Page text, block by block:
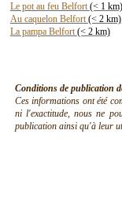
Le pot au feu Belfort(< 1 km)
Au caquelon Belfort(< 2 km)
La pampa Belfort(< 2 km)
Conditions de publication
Ces informations ont été
ni l'exactitude, nous ne
publication ainsi qu'à leur